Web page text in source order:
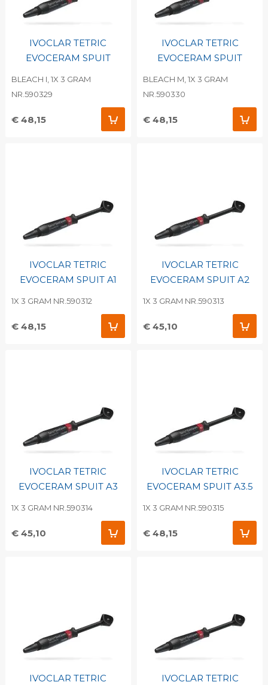
IVOCLAR TETRIC
EVOCERAM SPUIT
BLEACH I, 1X 3 GRAM
NR.590329
€ 48,15
IVOCLAR TETRIC
EVOCERAM SPUIT
BLEACH M, 1X 3 GRAM
NR.590330
€ 48,15
IVOCLAR TETRIC
EVOCERAM SPUIT A1
1X 3 GRAM NR.590312
€ 48,15
IVOCLAR TETRIC
EVOCERAM SPUIT A2
1X 3 GRAM NR.590313
€ 45,10
IVOCLAR TETRIC
EVOCERAM SPUIT A3
1X 3 GRAM NR.590314
€ 45,10
IVOCLAR TETRIC
EVOCERAM SPUIT A3.5
1X 3 GRAM NR.590315
€ 48,15
IVOCLAR TETRIC
IVOCLAR TETRIC